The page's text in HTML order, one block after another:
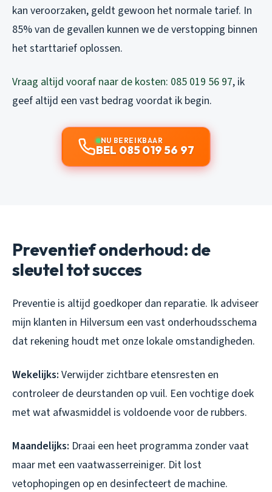
kan veroorzaken, geldt gewoon het normale tarief. In
85% van de gevallen kunnen we de verstopping binnen
het starttarief oplossen.
Vraag altijd vooraf naar de kosten: 085 019 56 97, ik
geef altijd een vast bedrag voordat ik begin.
NU BEREIKBAAR
BEL 085 019 56 97
Preventief onderhoud: de
sleutel tot succes
Preventie is altijd goedkoper dan reparatie. Ik adviseer
mijn klanten in Hilversum een vast onderhoudsschema
dat rekening houdt met onze lokale omstandigheden.
Wekelijks: Verwijder zichtbare etensresten en
controleer de deurstanden op vuil. Een vochtige doek
met wat afwasmiddel is voldoende voor de rubbers.
Maandelijks: Draai een heet programma zonder vaat
maar met een vaatwasserreiniger. Dit lost
vetophopingen op en desinfecteert de machine.